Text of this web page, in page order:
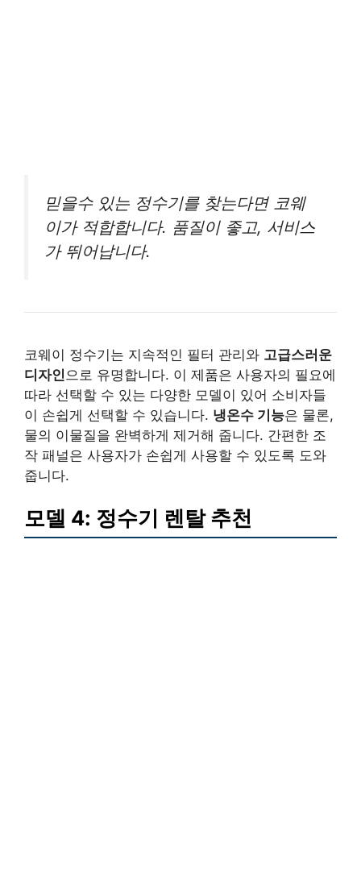
믿을수 있는 정수기를 찾는다면 코웨
이가 적합합니다. 품질이 좋고, 서비스
가 뛰어납니다.
코웨이 정수기는 지속적인 필터 관리와 고급스러운
디자인 으로 유명합니다. 이 제품은 사용자의 필요에
따라 선택할 수 있는 다양한 모델이 있어 소비자들
이 손쉽게 선택할 수 있습니다. 냉온수 기능은 물론,
물의 이물질을 완벽하게 제거해 줍니다. 간편한 조
작 패널은 사용자가 손쉽게 사용할 수 있도록 도와
줍니다.
모델 4: 정수기 렌탈 추천